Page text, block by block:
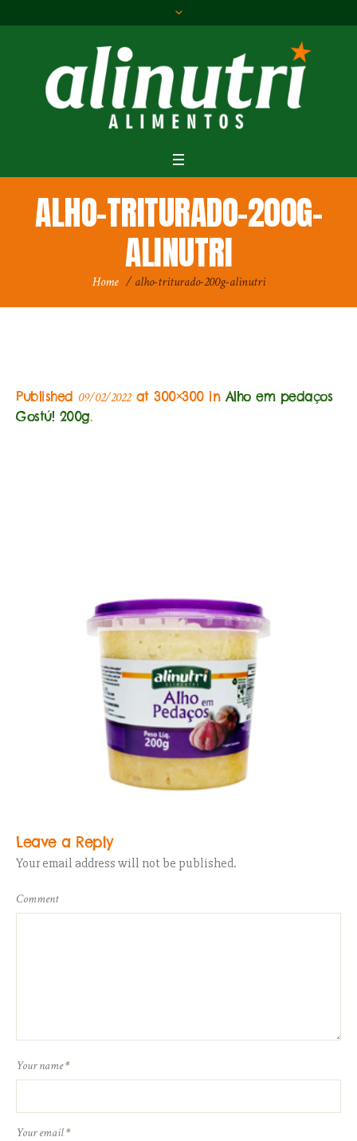
ALHO-TRITURADO-200G-
ALINUTRI
Home /alho-triturado-200g-alinutri
Published 09/02/2022at 300×300 in Alho em pedaços
Gostú! 200g.
Leave a Reply
Your email address will not be published.
Comment
Your name*
Your email*